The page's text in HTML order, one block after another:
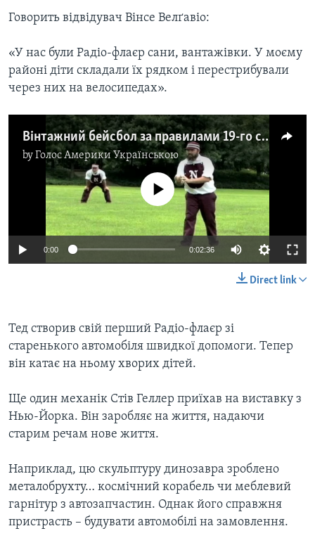
Говорить відвідувач Вінсе Велґавіо:
«У нас були Радіо-флаєр сани, вантажівки. У моєму
районі діти складали їх рядком і перестрибували
через них на велосипедах».
Вінтажний бейсбол за правилами 19-го сторіччя
byГолос Америки Українською
No media source currently available
0:00 0:02:36
Direct link
Тед створив свій перший Радіо-флаєр зі
старенького автомобіля швидкої допомоги. Тепер
він катає на ньому хворих дітей.
Ще один механік Стів Геллер приїхав на виставку з
Нью-Йорка. Він заробляє на життя, надаючи
старим речам нове життя.
Наприклад, цю скульптуру динозавра зроблено
металобрухту… космічний корабель чи меблевий
гарнітур з автозапчастин. Однак його справжня
пристрасть – будувати автомобілі на замовлення.